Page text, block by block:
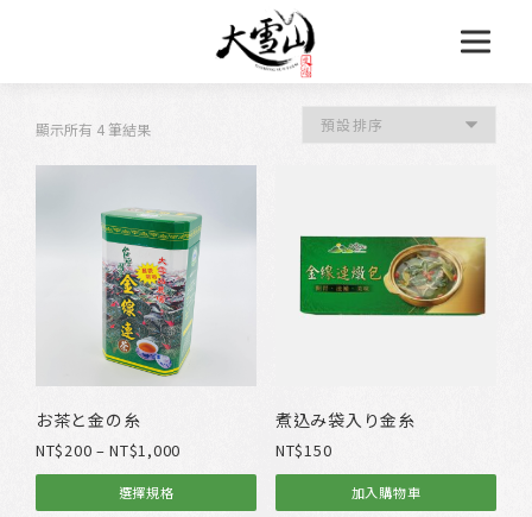
要
顯示所有 4 筆結果
お茶と金の糸
NT$200 – NT$1,000價
格
選擇規格
煮込み袋入り金糸
NT$150
加入購物車